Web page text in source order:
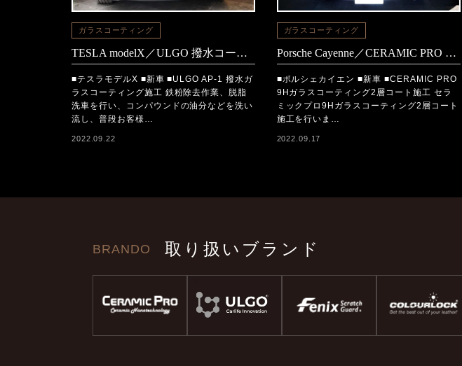
ガラスコーティング
TESLA modelX／ULGO 撥水コーティング施工
■テスラモデルX ■新車 ■ULGO AP-1 撥水ガ
ラスコーティング施工 鉄粉除去作業、脱脂
洗車を行い、コンパウンドの油分などを洗い
流し、普段お客様…
2022.09.22
ガラスコーティング
Porsche Cayenne／CERAMIC PRO 9Hコーティング施工
■ポルシェカイエン ■新車 ■CERAMIC PRO
9Hガラスコーティング2層コート施工 セラ
ミックプロ9Hガラスコーティング2層コート
施工を行いま…
2022.09.17
BRANDO 取り扱いブランド